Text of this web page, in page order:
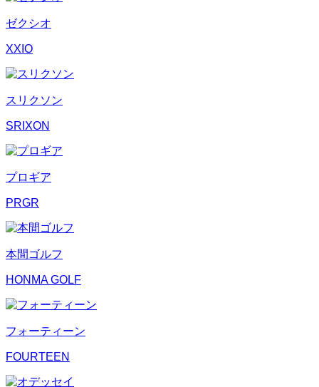
ゼクシオ
XXIO
スリクソン
SRIXON
プロギア
PRGR
本間ゴルフ
HONMA GOLF
フォーティーン
FOURTEEN